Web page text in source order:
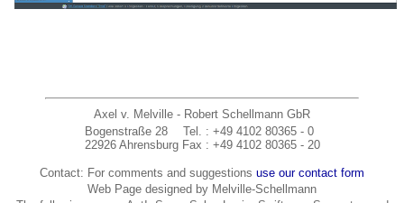
Axel v. Melville - Robert Schellmann GbR
Bogenstraße 28
22926 Ahrensburg
Tel.
Fax
: +49 4102 80365 - 0
: +49 4102 80365 - 20
Contact: For comments and suggestions use our contact form
Web Page designed by Melville-Schellmann